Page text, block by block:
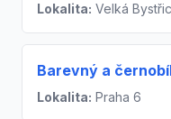
Lokalita: Velká
Barevný a
Lokalita: Praha 6